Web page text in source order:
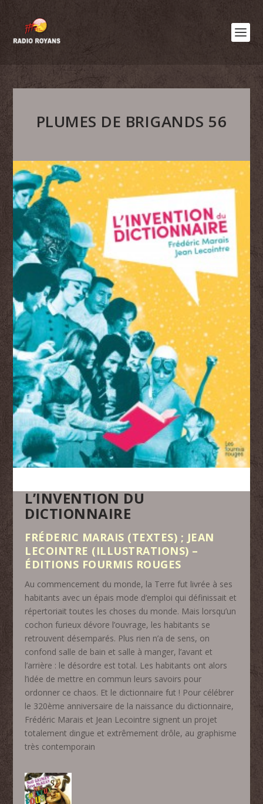
PLUMES DE BRIGANDS 56
L’INVENTION DU
DICTIONNAIRE
FRÉDERIC MARAIS (TEXTES) ; JEAN
LECOINTRE (ILLUSTRATIONS) –
ÉDITIONS FOURMIS ROUGES
Au commencement du monde, la Terre fut livrée à ses
habitants avec un épais mode d’emploi qui définissait et
répertoriait toutes les choses du monde. Mais lorsqu’un
cochon furieux dévore l’ouvrage, les habitants se
retrouvent désemparés. Plus rien n’a de sens, on
confond salle de bain et salle à manger, l’avant et
l’arrière : le désordre est total. Les habitants ont alors
l’idée de mettre en commun leurs savoirs pour
ordonner ce chaos. Et le dictionnaire fut ! Pour célébrer
le 320ème anniversaire de la naissance du dictionnaire,
Frédéric Marais et Jean Lecointre signent un projet
totalement dingue et extrêmement drôle, au graphisme
très contemporain